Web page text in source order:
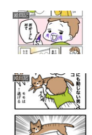
絵日記
絵日記